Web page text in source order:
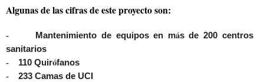
Algunas de las cifras de este proyecto son:
- Mantenimiento de equipos en más de 200 centros
sanitarios
-
110 Quirófanos
-
233 Camas de UCI